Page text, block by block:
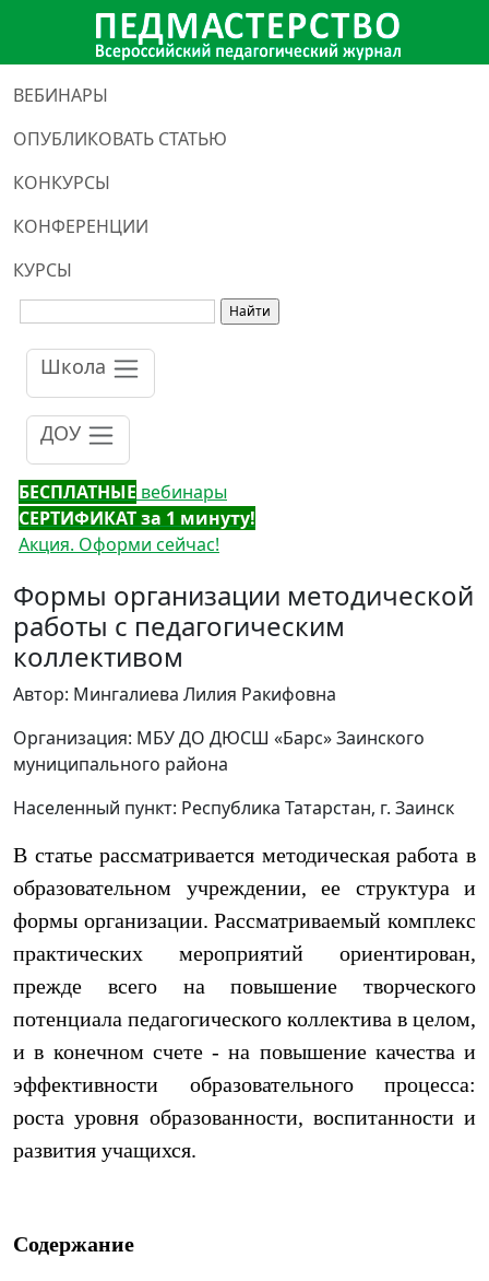
ВЕБИНАРЫ
ОПУБЛИКОВАТЬ СТАТЬЮ
КОНКУРСЫ
КОНФЕРЕНЦИИ
КУРСЫ
Школа
ДОУ
БЕСПЛАТНЫЕ вебинары
СЕРТИФИКАТ за 1 минуту!
Акция. Оформи сейчас!
Формы организации методической
работы с педагогическим
коллективом
Автор: Мингалиева Лилия Ракифовна
Организация: МБУ ДО ДЮСШ «Барс» Заинского
муниципального района
Населенный пункт: Республика Татарстан, г. Заинск
В статье рассматривается методическая работа в
образовательном учреждении, ее структура и
формы организации. Рассматриваемый комплекс
практических мероприятий ориентирован,
прежде всего на повышение творческого
потенциала педагогического коллектива в целом,
и в конечном счете - на повышение качества и
эффективности образовательного процесса:
роста уровня образованности, воспитанности и
развития учащихся.
Содержание